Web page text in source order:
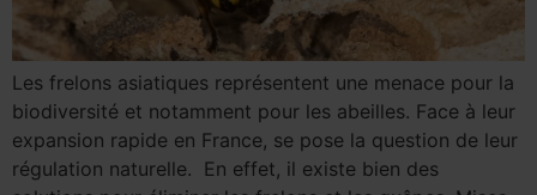
Les frelons asiatiques représentent une menace pour la
biodiversité et notamment pour les abeilles. Face à leur
expansion rapide en France, se pose la question de leur
régulation naturelle. En effet, il existe bien des